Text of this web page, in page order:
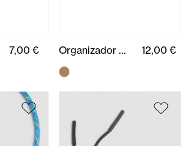
7,00 € Organizador gafas 12,00 €